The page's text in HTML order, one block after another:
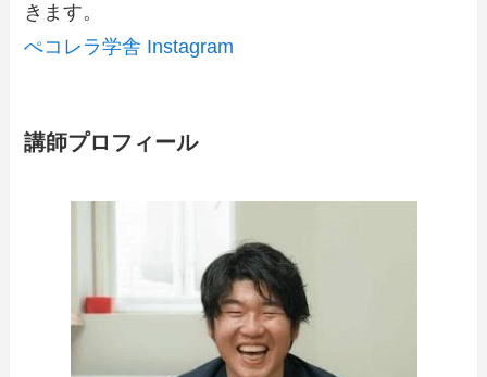
きます。
ぺコレラ学舎 Instagram
講師プロフィール